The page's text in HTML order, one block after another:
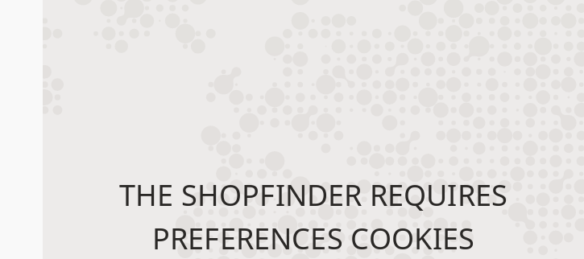
THE SHOPFINDER REQUIRES
PREFERENCES COOKIES